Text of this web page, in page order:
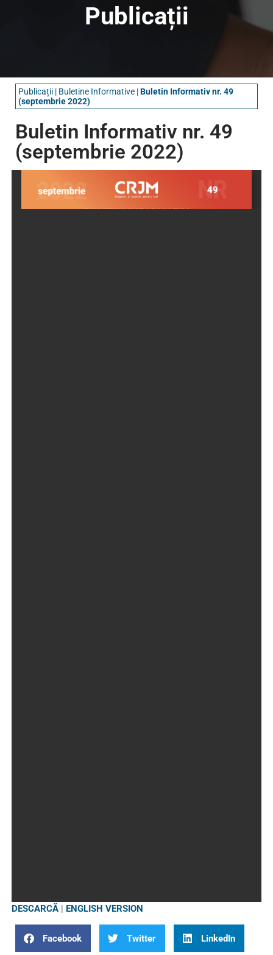
Publicații
Publicații | Buletine Informative​ |Buletin Informativ nr. 49
(septembrie 2022)
Buletin Informativ nr. 49
(septembrie 2022)
DESCARCĂ | ENGLISH VERSION
Facebook Twitter LinkedIn